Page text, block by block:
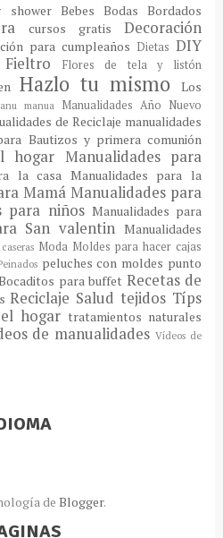
shower Bebes BodasBordados
cursos gratisDecoración
para cumpleaños DietasDIY
Fieltro Flores de tela y listón
Hazlo tu mismoLos
manua Manualidades Año Nuevo
de Reciclaje manualidades
Bautizos y primera comunión
hogar Manualidades para
la casa Manualidades para la
MamáManualidades para
para niños Manualidades para
San valentinManualidades
Moda Moldes para hacer cajas
peluches con moldes punto
para buffet Recetas de
Reciclaje Saludtejidos Típs
hogar tratamientos naturales
de manualidadesVídeos de
de Blogger.